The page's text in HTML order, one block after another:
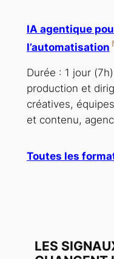
IA agentique
l’automatisation
Durée : 1 jour
production et
créatives,
et contenu,
Toutes les
LES